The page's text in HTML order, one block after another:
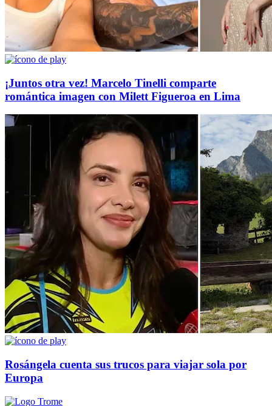
¡Juntos otra vez! Marcelo Tinelli comparte
romántica imagen con Milett Figueroa en Lima
Rosángela cuenta sus trucos para viajar sola por
Europa